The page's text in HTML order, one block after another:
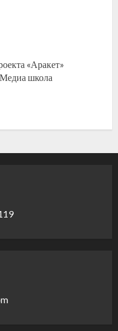
«Аракет»
Медиа школа